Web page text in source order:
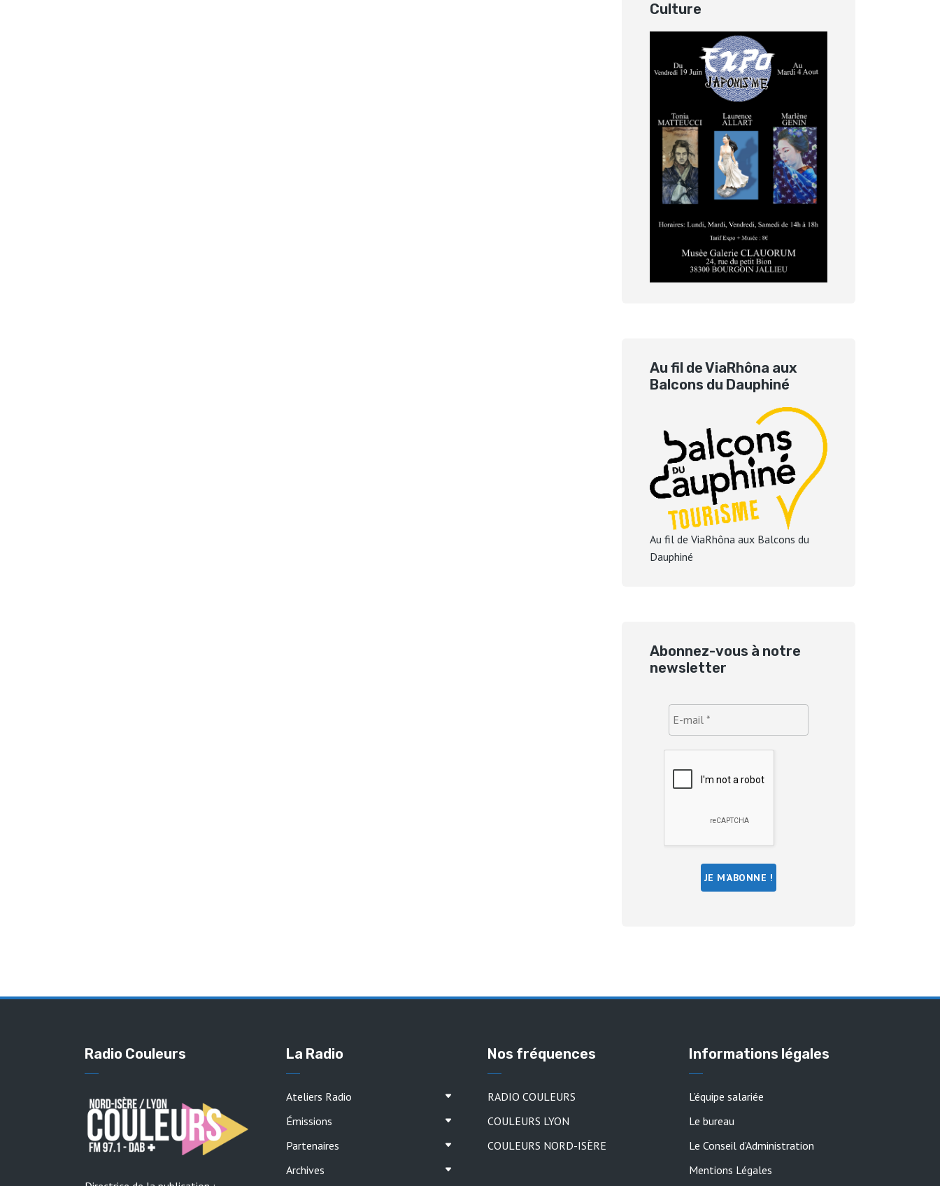
Culture
Au fil de ViaRhôna aux
Balcons du Dauphiné
Au fil de ViaRhôna aux Balcons du
Dauphiné
Abonnez-vous à notre
newsletter
Radio Couleurs La Radio
Ateliers Radio
Émissions
Partenaires
Archives
Nos fréquences
RADIO COULEURS
COULEURS LYON
COULEURS NORD-ISÈRE
Informations légales
L’équipe salariée
Le bureau
Le Conseil d’Administration
Mentions Légales